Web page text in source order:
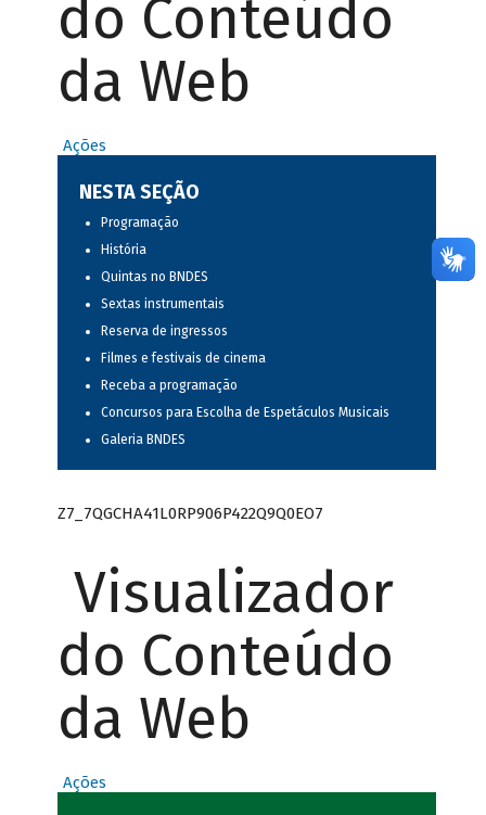
do Conteúdo
da Web
Ações
NESTA SEÇÃO
Programação
História
Quintas no BNDES
Sextas instrumentais
Reserva de ingressos
Filmes e festivais de cinema
Receba a programação
Concursos para Escolha de Espetáculos Musicais
Galeria BNDES
Z7_7QGCHA41L0RP906P422Q9Q0EO7
Visualizador
do Conteúdo
da Web
Ações